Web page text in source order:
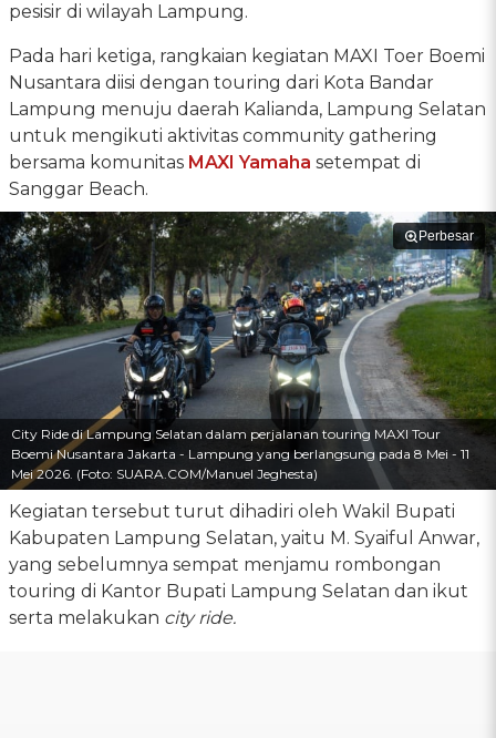
pesisir di wilayah Lampung.
Pada hari ketiga, rangkaian kegiatan MAXI Toer Boemi
Nusantara diisi dengan touring dari Kota Bandar
Lampung menuju daerah Kalianda, Lampung Selatan
untuk mengikuti aktivitas community gathering
bersama komunitas MAXI Yamaha setempat di
Sanggar Beach.
Perbesar
City Ride di Lampung Selatan dalam perjalanan touring MAXI Tour
Boemi Nusantara Jakarta - Lampung yang berlangsung pada 8 Mei - 11
Mei 2026. (Foto: SUARA.COM/Manuel Jeghesta)
Kegiatan tersebut turut dihadiri oleh Wakil Bupati
Kabupaten Lampung Selatan, yaitu M. Syaiful Anwar,
yang sebelumnya sempat menjamu rombongan
touring di Kantor Bupati Lampung Selatan dan ikut
serta melakukan city ride.